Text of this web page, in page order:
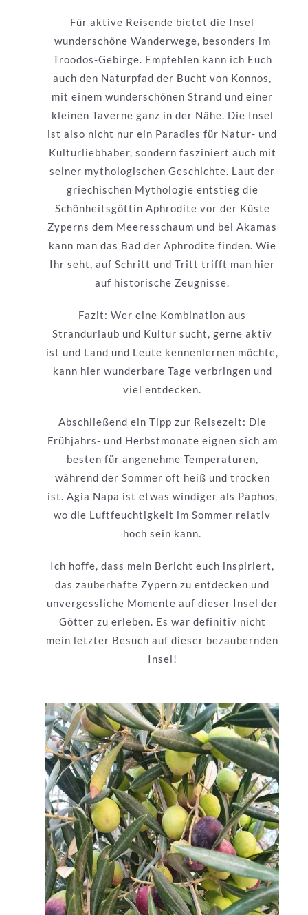
Für aktive Reisende bietet die Insel
wunderschöne Wanderwege, besonders im
Troodos-Gebirge. Empfehlen kann ich Euch
auch den Naturpfad der Bucht von Konnos,
mit einem wunderschönen Strand und einer
kleinen Taverne ganz in der Nähe. Die Insel
ist also nicht nur ein Paradies für Natur- und
Kulturliebhaber, sondern fasziniert auch mit
seiner mythologischen Geschichte. Laut der
griechischen Mythologie entstieg die
Schönheitsgöttin Aphrodite vor der Küste
Zyperns dem Meeresschaum und bei Akamas
kann man das Bad der Aphrodite finden. Wie
Ihr seht, auf Schritt und Tritt trifft man hier
auf historische Zeugnisse.
Fazit: Wer eine Kombination aus
Strandurlaub und Kultur sucht, gerne aktiv
ist und Land und Leute kennenlernen möchte,
kann hier wunderbare Tage verbringen und
viel entdecken.
Abschließend ein Tipp zur Reisezeit: Die
Frühjahrs- und Herbstmonate eignen sich am
besten für angenehme Temperaturen,
während der Sommer oft heiß und trocken
ist. Agia Napa ist etwas windiger als Paphos,
wo die Luftfeuchtigkeit im Sommer relativ
hoch sein kann.
Ich hoffe, dass mein Bericht euch inspiriert,
das zauberhafte Zypern zu entdecken und
unvergessliche Momente auf dieser Insel der
Götter zu erleben. Es war definitiv nicht
mein letzter Besuch auf dieser bezaubernden
Insel!